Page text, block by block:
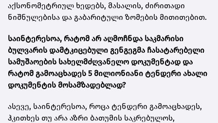
აქსონომეტრიულ ხედებს, მასალის, ძირითადი
ნიშნულებისა და გაბარიტული ზომების მითითებით.
საინტერესოა, რატომ არ აღმოჩნდა საკმარისი
ბულვარის დამტკიცებული გენგეგმა ჩასატარებელი
სამუშაოების სახელმძღვანელო დოკუმენტად და
რატომ გამოაცხადეს 5 მილიონიანი ტენდერი ახალი
დოკუმენტის მოსამზადებლად?
ასევე, საინტერესოა, როცა ტენდერი გამოაცხადეს,
ჰკითხეს თუ არა აზრი ბათუმის საკრებულოს,